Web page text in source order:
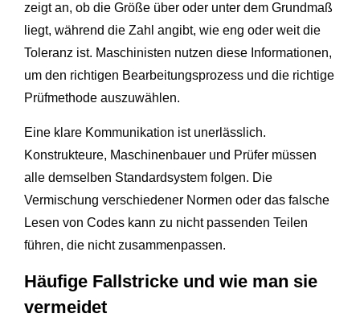
zeigt an, ob die Größe über oder unter dem Grundmaß
liegt, während die Zahl angibt, wie eng oder weit die
Toleranz ist. Maschinisten nutzen diese Informationen,
um den richtigen Bearbeitungsprozess und die richtige
Prüfmethode auszuwählen.
Eine klare Kommunikation ist unerlässlich.
Konstrukteure, Maschinenbauer und Prüfer müssen
alle demselben Standardsystem folgen. Die
Vermischung verschiedener Normen oder das falsche
Lesen von Codes kann zu nicht passenden Teilen
führen, die nicht zusammenpassen.
Häufige Fallstricke und wie man sie
vermeidet